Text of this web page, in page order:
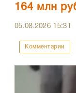
164 млн
05.08.2026 15:31
Комментарии